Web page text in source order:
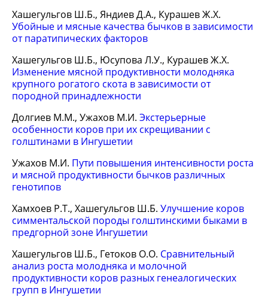
Хашегульгов Ш.Б., Яндиев Д.А., Курашев Ж.Х.
Убойные и мясные качества бычков в зависимости
от паратипических факторов
Хашегульгов Ш.Б., Юсупова Л.У., Курашев Ж.Х.
Изменение мясной продуктивности молодняка
крупного рогатого скота в зависимости от
породной принадлежности
Долгиев М.М., Ужахов М.И. Экстерьерные
особенности коров при их скрещивании с
голштинами в Ингушетии
Ужахов М.И. Пути повышения интенсивности роста
и мясной продуктивности бычков различных
генотипов
Хамхоев Р.Т., Хашегульгов Ш.Б. Улучшение коров
симментальской породы голштинскими быками в
предгорной зоне Ингушетии
Хашегульгов Ш.Б., Гетоков О.О. Сравнительный
анализ роста молодняка и молочной
продуктивности коров разных генеалогических
групп в Ингушетии